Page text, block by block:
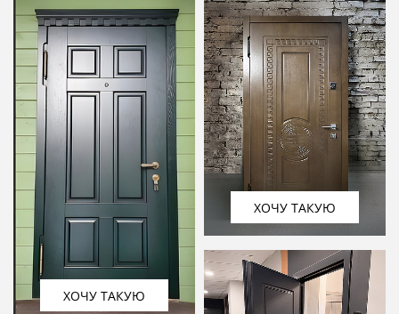
ХОЧУ ТАКУЮ
ХОЧУ ТАКУЮ